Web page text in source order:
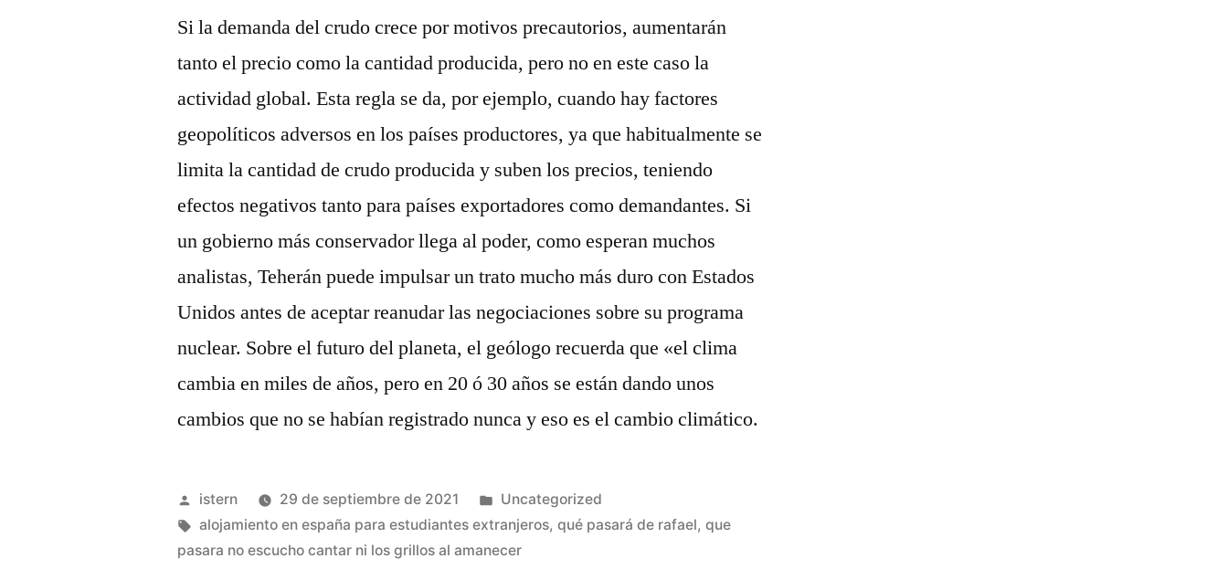
Si la demanda del crudo crece por motivos precautorios, aumentarán
tanto el precio como la cantidad producida, pero no en este caso la
actividad global. Esta regla se da, por ejemplo, cuando hay factores
geopolíticos adversos en los países productores, ya que habitualmente se
limita la cantidad de crudo producida y suben los precios, teniendo
efectos negativos tanto para países exportadores como demandantes. Si
un gobierno más conservador llega al poder, como esperan muchos
analistas, Teherán puede impulsar un trato mucho más duro con Estados
Unidos antes de aceptar reanudar las negociaciones sobre su programa
nuclear. Sobre el futuro del planeta, el geólogo recuerda que «el clima
cambia en miles de años, pero en 20 ó 30 años se están dando unos
cambios que no se habían registrado nunca y eso es el cambio climático.
Publicado
por
istern 29 de septiembre de 2021
Publicado
en
Uncategorized
Etiquetas:
alojamiento en españa para estudiantes extranjeros,qué pasará de rafael,que
pasara no escucho cantar ni los grillos al amanecer